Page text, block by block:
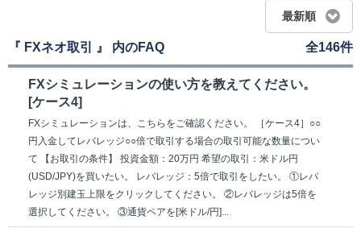
最新順
『 FXネオ取引 』 内のFAQ 全146件
FXシミュレーションの使い方を教えてください。
[ケース4]
FXシミュレーションは、こちらをご確認ください。 ［ケース4］○○
円入金してレバレッジ○○倍で取引する場合の取引可能な数量につい
て 【お取引の条件】 投資金額：20万円 希望の取引：米ドル円
(USD/JPY)を買いたい。 レバレッジ：5倍で取引をしたい。 ①レバ
レッジ別建玉上限をクリックしてください。 ②レバレッジは5倍を
選択してください。 ③通貨ペアを[米ドル/円]...